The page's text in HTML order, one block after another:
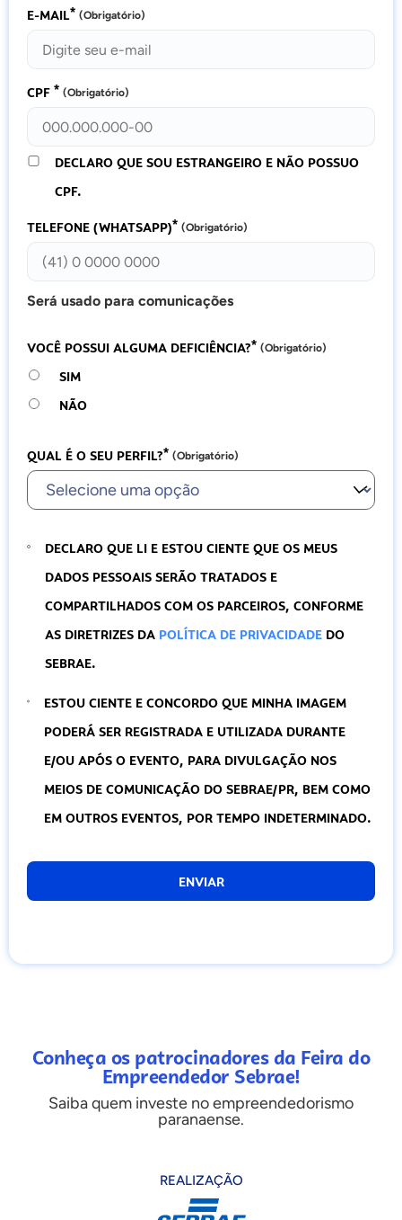
E-MAIL* (Obrigatório)
CPF * (Obrigatório)
DECLARO QUE SOU ESTRANGEIRO E NÃO POSSUO
CPF.
TELEFONE (WHATSAPP)* (Obrigatório)
Será usado para comunicações
VOCÊ POSSUI ALGUMA DEFICIÊNCIA?* (Obrigatório)
SIM
NÃO
QUAL É O SEU PERFIL?* (Obrigatório)
DECLARO QUE LI E ESTOU CIENTE QUE OS MEUS
DADOS PESSOAIS SERÃO TRATADOS E
COMPARTILHADOS COM OS PARCEIROS, CONFORME
AS DIRETRIZES DA POLÍTICA DE PRIVACIDADE DO
SEBRAE.
ESTOU CIENTE E CONCORDO QUE MINHA IMAGEM
PODERÁ SER REGISTRADA E UTILIZADA DURANTE
E/OU APÓS O EVENTO, PARA DIVULGAÇÃO NOS
MEIOS DE COMUNICAÇÃO DO SEBRAE/PR, BEM COMO
EM OUTROS EVENTOS, POR TEMPO INDETERMINADO.
Conheça os patrocinadores da Feira do
Empreendedor Sebrae!
Saiba quem investe no empreendedorismo
paranaense.
REALIZAÇÃO